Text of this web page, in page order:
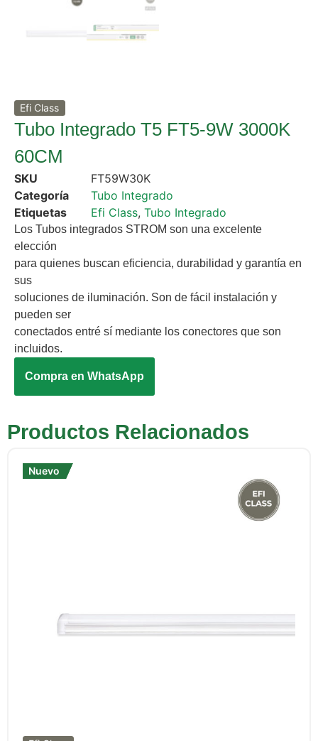
Efi Class
Tubo Integrado T5 FT5-9W 3000K
60CM
SKU
FT59W30K
Categoría
Tubo Integrado
Etiquetas
Efi Class, Tubo Integrado
Los Tubos integrados STROM son una excelente
elección
para quienes buscan eficiencia, durabilidad y garantía en
sus
soluciones de iluminación. Son de fácil instalación y
pueden ser
conectados entré sí mediante los conectores que son
incluidos.
Compra en WhatsApp
Productos Relacionados
Nuevo
Nuevo